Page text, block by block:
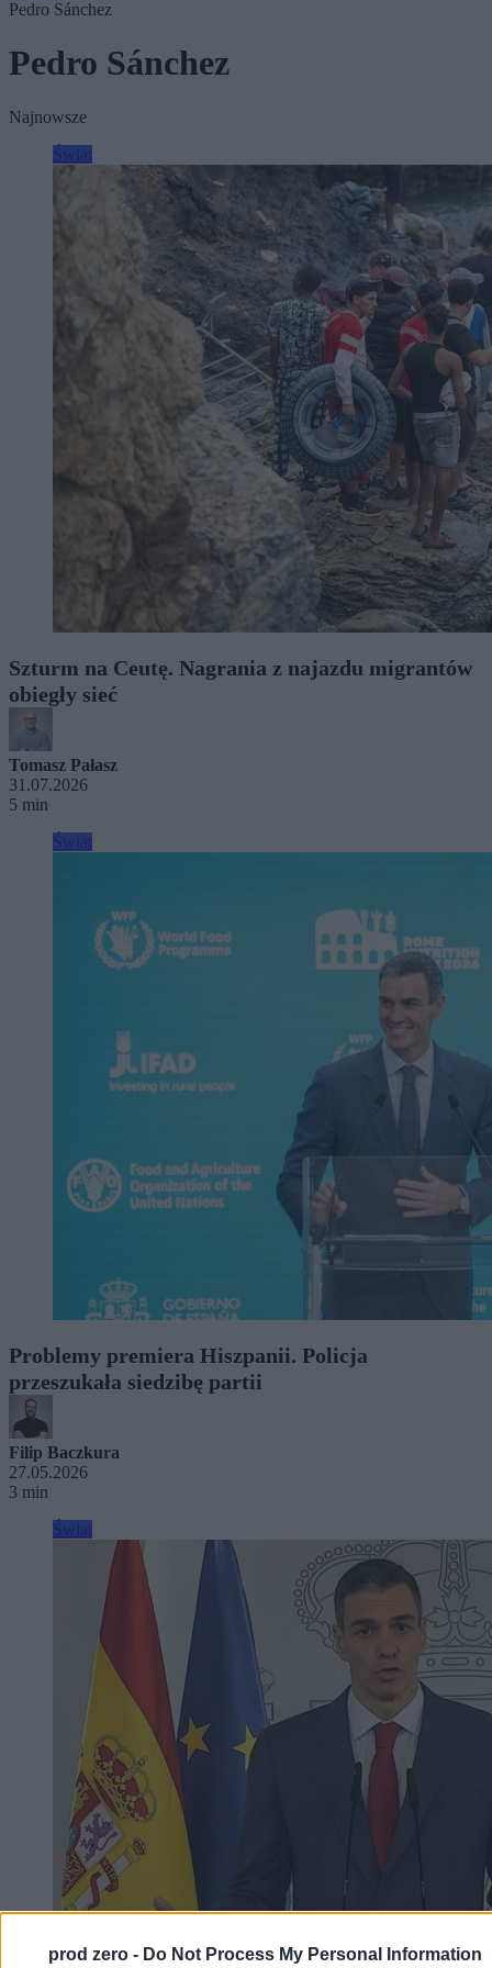
prod zero - Do Not Process My Personal Information
Pedro Sánchez
Pedro Sánchez
Najnowsze
Szturm na Ceutę. Nagrania z najazdu migrantów
obiegły sieć
Tomasz Pałasz
31.07.2026
5 min
Problemy premiera Hiszpanii. Policja
przeszukała siedzibę partii
Filip Baczkura
27.05.2026
3 min